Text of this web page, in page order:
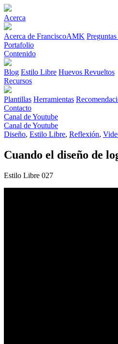
Acerca
Acerca de FranciscoAMK
Portafolio
Contenido
Blog Estilo Libre Huevos Revueltos
Recursos
Plantillas Herramientas
Contacto
Canal de Youtube
Canal de Youtube
Diseño, Estilo Libre, Reflexión,
Cuando el diseño de
Estilo Libre 027